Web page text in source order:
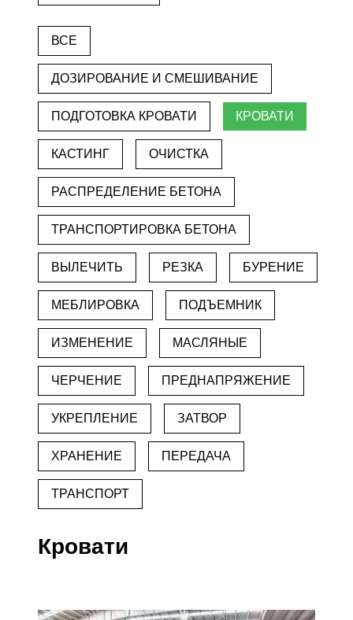
ВСЕ
ДОЗИРОВАНИЕ И СМЕШИВАНИЕ
ПОДГОТОВКА КРОВАТИ КРОВАТИ
КАСТИНГ ОЧИСТКА
РАСПРЕДЕЛЕНИЕ БЕТОНА
ТРАНСПОРТИРОВКА БЕТОНА
ВЫЛЕЧИТЬ РЕЗКА БУРЕНИЕ
МЕБЛИРОВКА ПОДЪЕМНИК
ИЗМЕНЕНИЕ МАСЛЯНЫЕ
ЧЕРЧЕНИЕ ПРЕДНАПРЯЖЕНИЕ
УКРЕПЛЕНИЕ ЗАТВОР
ХРАНЕНИЕ ПЕРЕДАЧА
ТРАНСПОРТ
Кровати